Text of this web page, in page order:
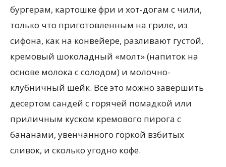
бургерам, картошке фри и хот-догам с чили,
только что приготовленным на гриле, из
сифона, как на конвейере, разливают густой,
кремовый шоколадный «молт» (напиток на
основе молока с солодом) и молочно-
клубничный шейк. Все это можно завершить
десертом сандей с горячей помадкой или
приличным куском кремового пирога с
бананами, увенчанного горкой взбитых
сливок, и сколько угодно кофе.